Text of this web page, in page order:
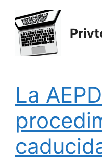
contenido
La